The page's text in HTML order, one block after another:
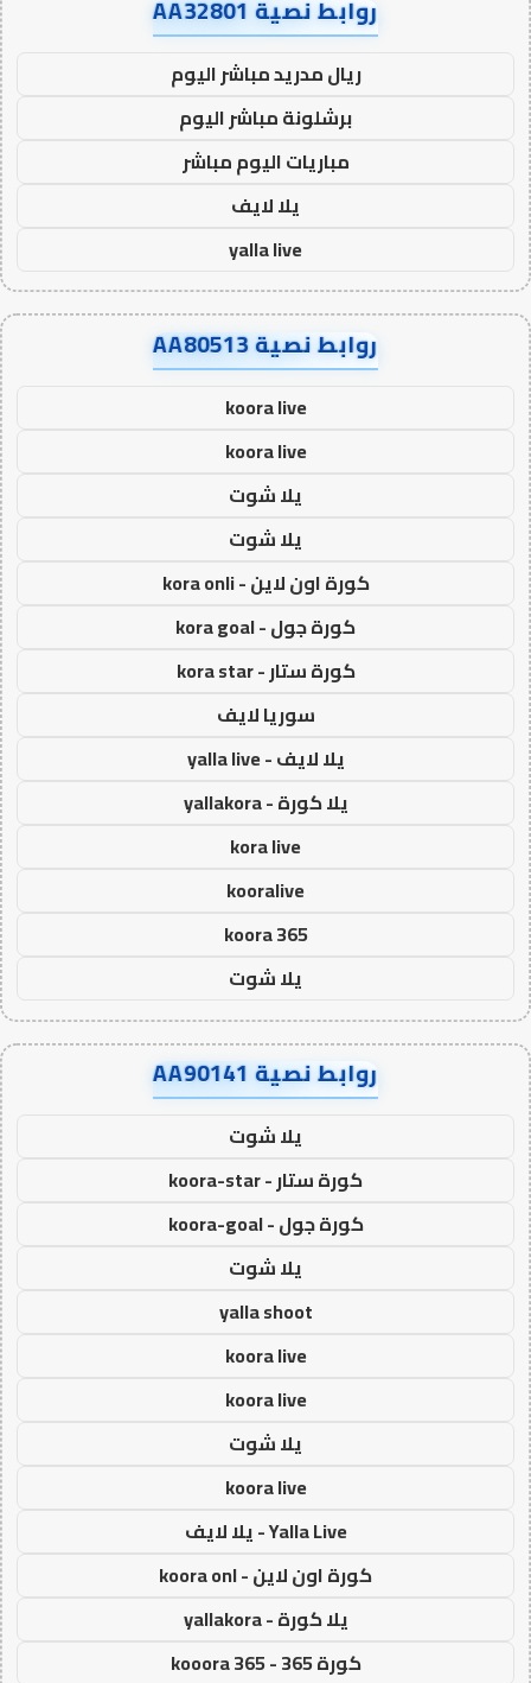
روابط نصية AA32801
ريال مدريد مباشر اليوم
برشلونة مباشر اليوم
مباريات اليوم مباشر
يلا لايف
yalla live
روابط نصية AA80513
koora live
koora live
يلا شوت
يلا شوت
كورة اون لاين - kora onli
كورة جول - kora goal
كورة ستار - kora star
سوريا لايف
يلا لايف - yalla live
يلا كورة - yallakora
kora live
kooralive
koora 365
يلا شوت
روابط نصية AA90141
يلا شوت
كورة ستار - koora-star
كورة جول - koora-goal
يلا شوت
yalla shoot
koora live
koora live
يلا شوت
koora live
Yalla Live - يلا لايف
كورة اون لاين - koora onl
يلا كورة - yallakora
كورة 365 - kooora 365